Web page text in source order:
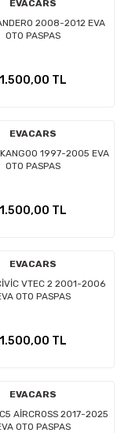
EVACARS
2008-2012 EVA
OTO PASPAS
1.500,00 TL
EVACARS
1997-2005 EVA
OTO PASPAS
1.500,00 TL
EVACARS
VTEC 2 2001-2006
OTO PASPAS
1.500,00 TL
EVACARS
AİRCROSS 2017-2025
OTO PASPAS